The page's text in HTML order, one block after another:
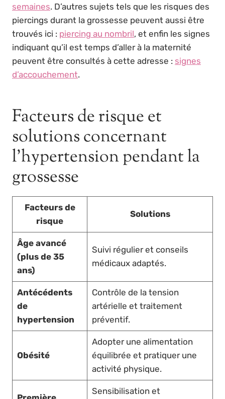
semaines. D’autres sujets tels que les risques des
piercings durant la grossesse peuvent aussi être
trouvés ici : piercing au nombril, et enfin les signes
indiquant qu’il est temps d’aller à la maternité
peuvent être consultés à cette adresse : signes
d’accouchement.
Facteurs de risque et
solutions concernant
l’hypertension pendant la
grossesse
Facteurs de
risque
Solutions
Âge avancé
(plus de 35
ans)
Suivi régulier et conseils
médicaux adaptés.
Antécédents
de
hypertension
Contrôle de la tension
artérielle et traitement
préventif.
Obésité
Adopter une alimentation
équilibrée et pratiquer une
activité physique.
Sensibilisation et